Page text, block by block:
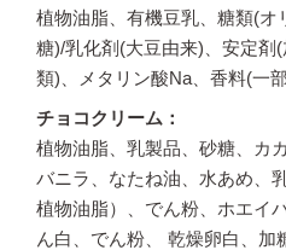
植物油脂、有機豆乳、糖類(オ
糖)/乳化剤(大豆由来)、安定剤
類)、メタリン酸Na、香料(一
チョコクリーム
植物油脂、乳製品、砂糖、カ
バニラ、なたね油、水あめ、
植物油脂）、でん粉、ホエイ
ん白、でん粉、 乾燥卵白、加